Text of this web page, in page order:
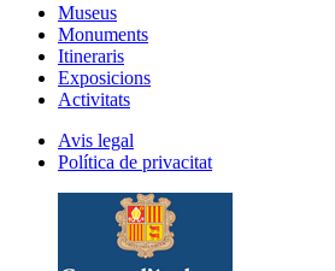
Museus
Monuments
Itineraris
Exposicions
Activitats
Avis legal
Política de privacitat